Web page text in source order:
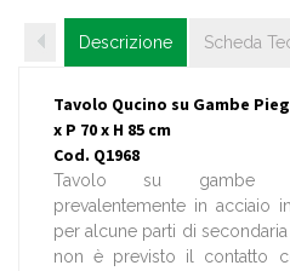
Descrizione Scheda
Tavolo Qucino su Gambe
x P 70 x H 85 cm
Cod. Q1968
Tavolo su gambe
prevalentemente in acciaio
per alcune parti di
non è previsto il contatto